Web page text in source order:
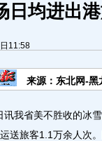
日均进出
11:58
来源：东北网-黑
省美不胜收的冰雪
送旅客1.1万余人次